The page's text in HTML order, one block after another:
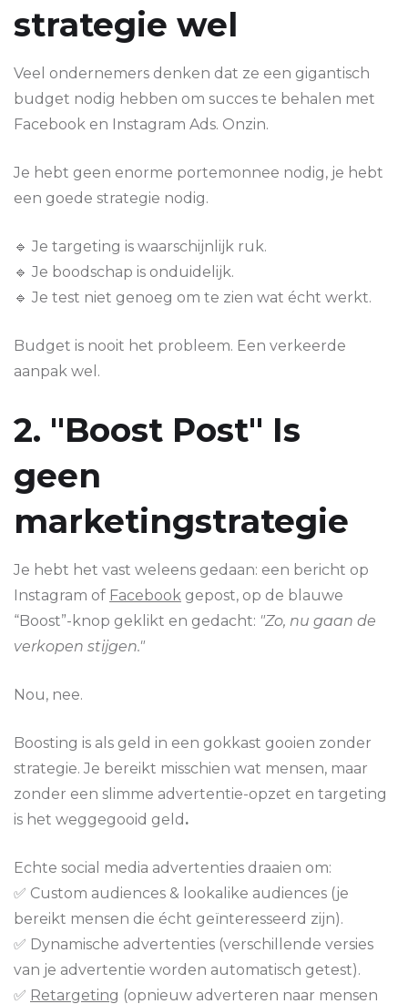
strategie wel
Veel ondernemers denken dat ze een gigantisch
budget nodig hebben om succes te behalen met
Facebook en Instagram Ads. Onzin.
Je hebt geen enorme portemonnee nodig, je hebt
een goede strategie nodig.
🔹 Je targeting is waarschijnlijk ruk.
🔹 Je boodschap is onduidelijk.
🔹 Je test niet genoeg om te zien wat écht werkt.
Budget is nooit het probleem. Een verkeerde
aanpak wel.
2. "Boost Post" Is
geen
marketingstrategie
Je hebt het vast weleens gedaan: een bericht op
Instagram of Facebook gepost, op de blauwe
“Boost”-knop geklikt en gedacht: "Zo, nu gaan de
verkopen stijgen."
Nou, nee.
Boosting is als geld in een gokkast gooien zonder
strategie. Je bereikt misschien wat mensen, maar
zonder een slimme advertentie-opzet en targeting
is het weggegooid geld .
Echte social media advertenties draaien om:
✅ Custom audiences & lookalike audiences (je
bereikt mensen die écht geïnteresseerd zijn).
✅ Dynamische advertenties (verschillende versies
van je advertentie worden automatisch getest).
✅ Retargeting (opnieuw adverteren naar mensen